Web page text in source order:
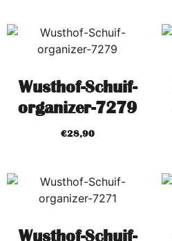
Wusthof-Schuif-
organizer-7279
€28,90
Wusthof-Schuif-